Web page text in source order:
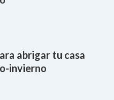
abrigar tu casa
invierno